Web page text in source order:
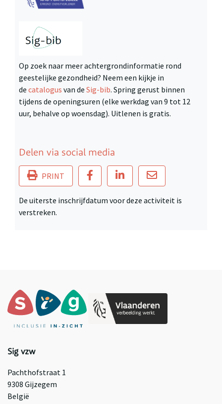
Op zoek naar meer achtergrondinformatie rond
geestelijke gezondheid? Neem een kijkje in
de catalogus van de Sig-bib. Spring gerust binnen
tijdens de openingsuren (elke werkdag van 9 tot 12
uur, behalve op woensdag). Uitlenen is gratis.
Delen via social media
PRINT
De uiterste inschrijfdatum voor deze activiteit is
verstreken.
Sig vzw
Pachthofstraat 1
9308 Gijzegem
België